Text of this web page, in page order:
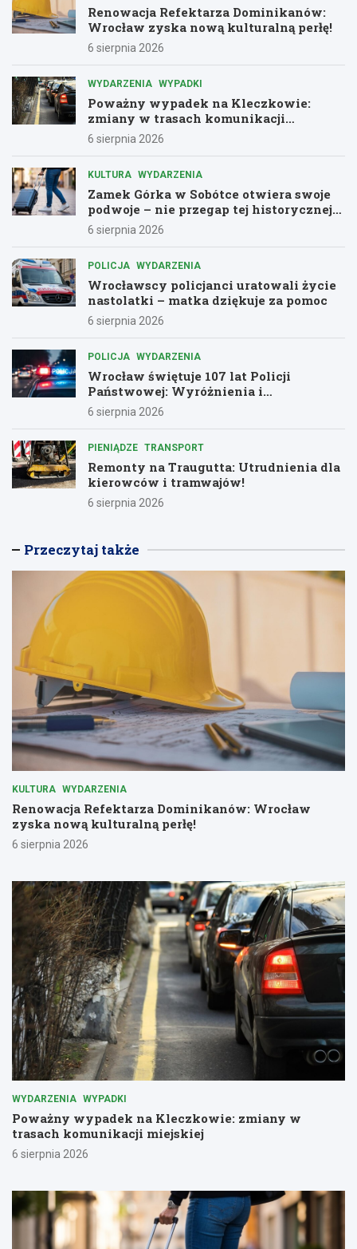
Renowacja Refektarza Dominikanów:
Wrocław zyska nową kulturalną perłę!
6 sierpnia 2026
WYDARZENIA WYPADKI
Poważny wypadek na Kleczkowie:
zmiany w trasach komunikacji
miejskiej
6 sierpnia 2026
KULTURA WYDARZENIA
Zamek Górka w Sobótce otwiera swoje
podwoje – nie przegap tej historycznej
przygody!
6 sierpnia 2026
POLICJA WYDARZENIA
Wrocławscy policjanci uratowali życie
nastolatki – matka dziękuje za pomoc
6 sierpnia 2026
POLICJA WYDARZENIA
Wrocław świętuje 107 lat Policji
Państwowej: Wyróżnienia i
podziękowania dla bohaterów służby
6 sierpnia 2026
PIENIĄDZE TRANSPORT
Remonty na Traugutta: Utrudnienia dla
kierowców i tramwajów!
6 sierpnia 2026
Przeczytaj także
KULTURA WYDARZENIA
Renowacja Refektarza Dominikanów: Wrocław
zyska nową kulturalną perłę!
6 sierpnia 2026
WYDARZENIA WYPADKI
Poważny wypadek na Kleczkowie: zmiany w
trasach komunikacji miejskiej
6 sierpnia 2026